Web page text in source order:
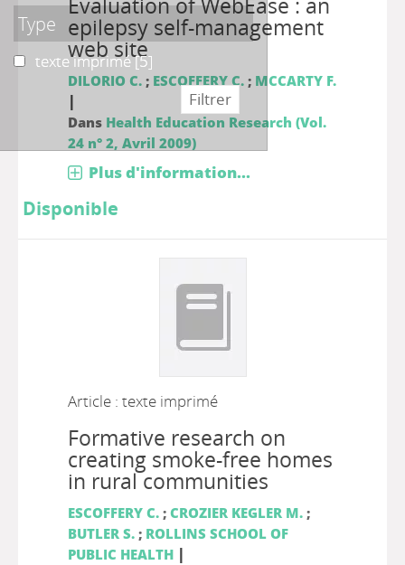
Evaluation of WebEase : an
epilepsy self-management
web site
DILORIO C.; ESCOFFERY C.; MCCARTY F.
|
Dans Health Education Research (Vol.
24 n° 2, Avril 2009)
Plus d'information...
Disponible
Article : texte imprimé
Formative research on
creating smoke-free homes
in rural communities
ESCOFFERY C.; CROZIER KEGLER M.;
BUTLER S.; ROLLINS SCHOOL OF
PUBLIC HEALTH |
Type
texte imprimé
texte imprimé[5]